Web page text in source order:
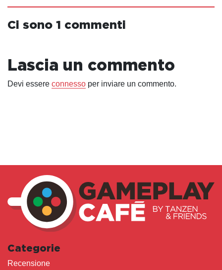
Ci sono 1 commenti
Lascia un commento
Devi essere connesso per inviare un commento.
Categorie
Recensione